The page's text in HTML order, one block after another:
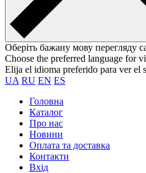
Оберіть бажану мову перегляду
Choose the preferred language for
Elija el idioma preferido para ver el
UA RU EN ES
Головна
Каталог
Про нас
Новини
Оплата та доставка
Контакти
Вхiд